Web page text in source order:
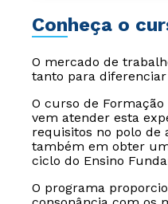
Conheça o
O mercado de
tanto para
O curso de
vem atender esta
requisitos no polo de
também em obter
ciclo do Ensino
O programa